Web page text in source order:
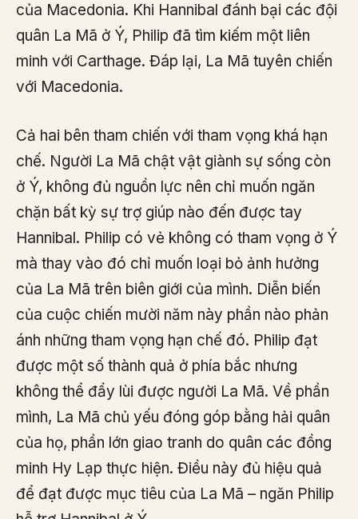
của Macedonia. Khi Hannibal đánh bại các đội
quân La Mã ở Ý, Philip đã tìm kiếm một liên
minh với Carthage. Đáp lại, La Mã tuyên chiến
với Macedonia.
Cả hai bên tham chiến với tham vọng khá hạn
chế. Người La Mã chật vật giành sự sống còn
ở Ý, không đủ nguồn lực nên chỉ muốn ngăn
chặn bất kỳ sự trợ giúp nào đến được tay
Hannibal. Philip có vẻ không có tham vọng ở Ý
mà thay vào đó chỉ muốn loại bỏ ảnh hưởng
của La Mã trên biên giới của mình. Diễn biến
của cuộc chiến mười năm này phần nào phản
ánh những tham vọng hạn chế đó. Philip đạt
được một số thành quả ở phía bắc nhưng
không thể đẩy lùi được người La Mã. Về phần
mình, La Mã chủ yếu đóng góp bằng hải quân
của họ, phần lớn giao tranh do quân các đồng
minh Hy Lạp thực hiện. Điều này đủ hiệu quả
để đạt được mục tiêu của La Mã – ngăn Philip